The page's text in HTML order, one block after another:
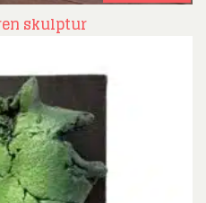
skulptur